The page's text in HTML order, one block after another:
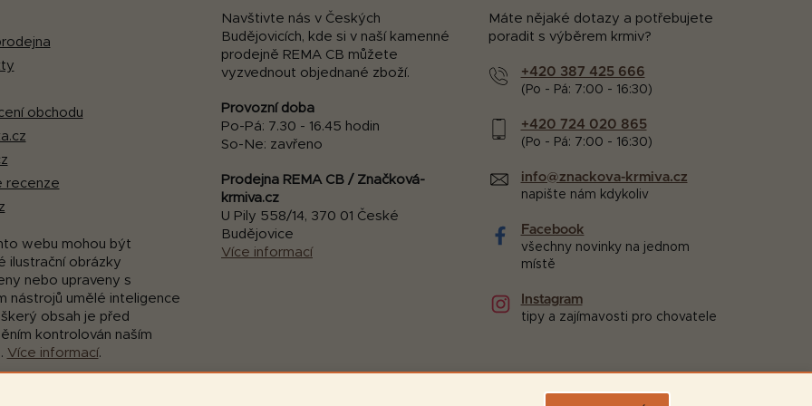
obchodu
recenze
webu mohou být
ilustrační obrázky
nebo upraveny s
nástrojů umělé inteligence
obsah je před
kontrolován naším
Více informací.
Navštivte nás v Českých
Budějovicích, kde si v naší kamenné
prodejně REMA CB můžete
vyzvednout objednané zboží.
Provozní doba
Po-Pá: 7.30 - 16.45 hodin
So-Ne: zavřeno
Prodejna REMA CB / Značková-
krmiva.cz
U Pily 558/14, 370 01 České
Budějovice
Více informací
Máte nějaké dotazy a potřebujete
poradit s výběrem krmiv?
+420 387 425 666
(Po - Pá: 7:00 - 16:30)
+420 724 020 865
(Po - Pá: 7:00 - 16:30)
info@znackova-krmiva.cz
napište nám kdykoliv
Facebook
všechny novinky na jednom
místě
Instagram
tipy a zajímavosti pro chovatele